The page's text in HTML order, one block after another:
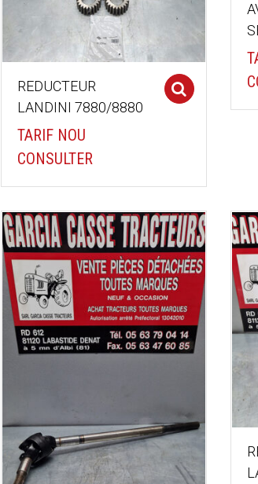
REDUCTEUR
LANDINI 7880/8880
TARIF NOU
CONSULTER
Select